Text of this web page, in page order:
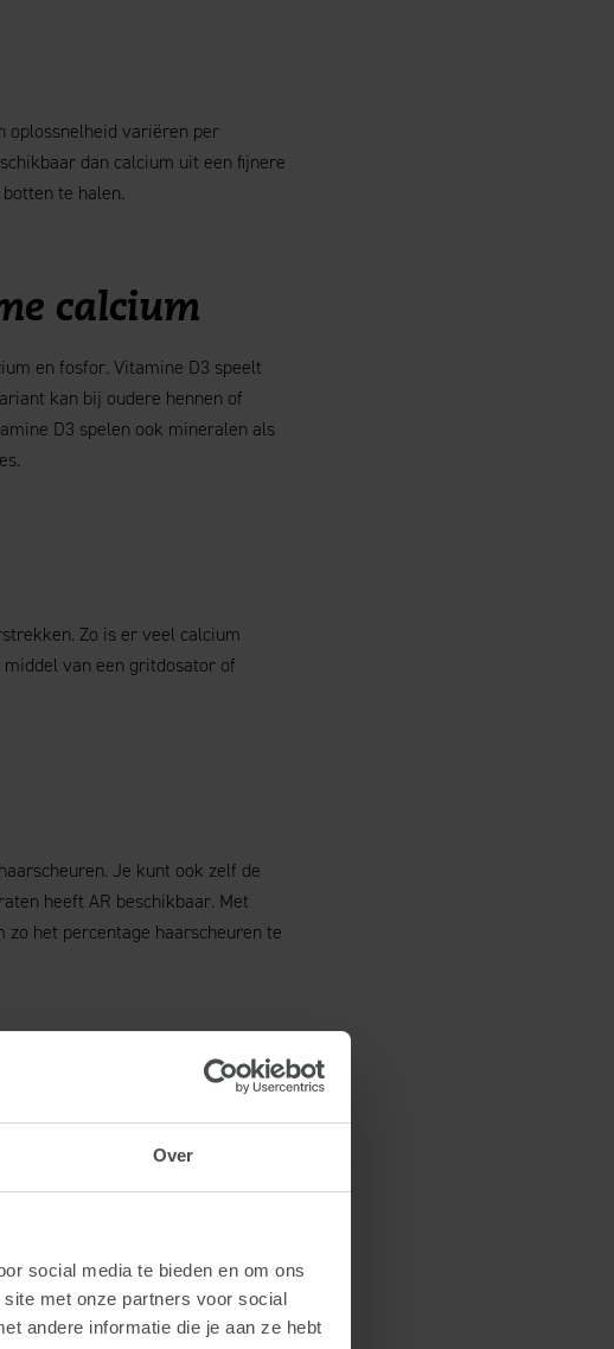
Over
social media te bieden en om ons
met onze partners voor social
andere informatie die je aan ze hebt
oplossnelheid variëren per
dan calcium uit een fijnere
te halen.
calcium
en fosfor. Vitamine D3 speelt
kan bij oudere hennen of
D3 spelen ook mineralen als
Zo is er veel calcium
van een gritdosator of
Je kunt ook zelf de
heeft AR beschikbaar. Met
het percentage haarscheuren te
Daarnaast zijn er toevoegingen via
op de schaalkwaliteit